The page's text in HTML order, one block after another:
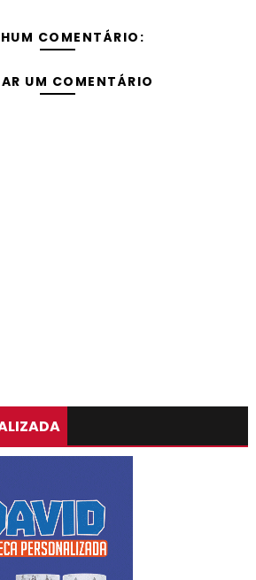
COMENTÁRIO:
UM COMENTÁRIO